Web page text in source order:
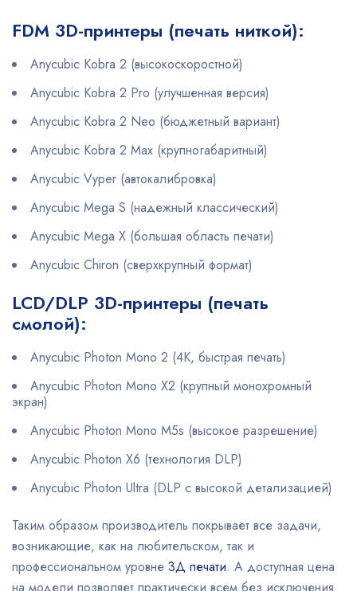
FDM 3D-принтеры (печать ниткой):
Anycubic Kobra 2 (высокоскоростной)
Anycubic Kobra 2 Pro (улучшенная версия)
Anycubic Kobra 2 Neo (бюджетный вариант)
Anycubic Kobra 2 Max (крупногабаритный)
Anycubic Vyper (автокалибровка)
Anycubic Mega S (надежный классический)
Anycubic Mega X (большая область печати)
Anycubic Chiron (сверхкрупный формат)
LCD/DLP 3D-принтеры (печать
смолой):
Anycubic Photon Mono 2 (4K, быстрая печать)
Anycubic Photon Mono X2 (крупный монохромный
экран)
Anycubic Photon Mono M5s (высокое разрешение)
Anycubic Photon X6 (технология DLP)
Anycubic Photon Ultra (DLP с высокой детализацией)
Таким образом производитель покрывает все задачи,
возникающие, как на любительском, так и
профессиональном уровне 3Д печати. А доступная цена